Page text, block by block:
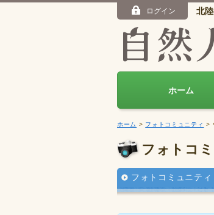
ログイン 北
ホーム
ホーム > フォトコミュニティ >
フォトコ
フォトコミュニテ